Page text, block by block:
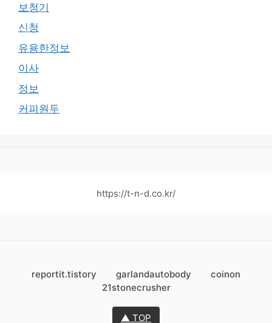
보청기
신청
유용한정보
이사
정보
커피원두
https://t-n-d.co.kr/
reportit.tistory garlandautobody
coinon
21stonecrusher
▲ TOP